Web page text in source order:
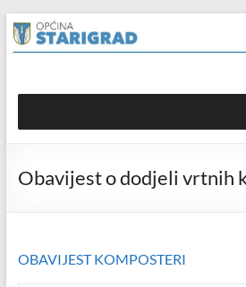
content
Skip
to
content
Općina
Starigrad
mrežna
Obavijest o dodjeli vrtnih
OBAVIJEST KOMPOSTERI